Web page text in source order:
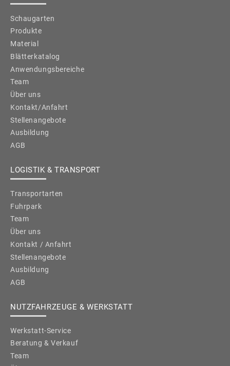
Schaugarten
Produkte
Material
Blätterkatalog
Anwendungsbereiche
Team
Über uns
Kontakt/Anfahrt
Stellenangebote
Ausbildung
AGB
LOGISTIK & TRANSPORT
Transportarten
Fuhrpark
Team
Über uns
Kontakt / Anfahrt
Stellenangebote
Ausbildung
AGB
NUTZFAHRZEUGE & WERKSTATT
Werkstatt-Service
Beratung & Verkauf
Team